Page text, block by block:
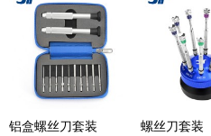
铝盒螺丝刀套装 螺丝刀套装